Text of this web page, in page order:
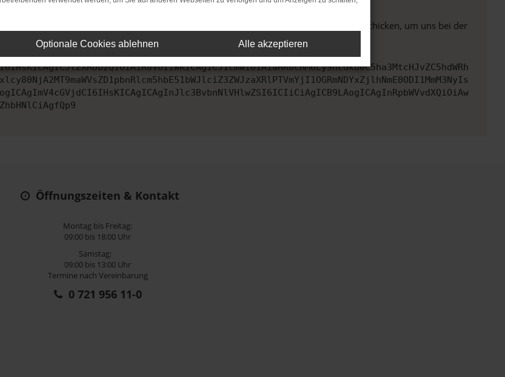
bitte. Wir werden versuchen, das Problem zu beheben. Du kannst uns diesen Text schicken, um uns bei der
Öffnungszeiten & Kontakt
Montag bis Freitag:
09:00 bis 18:00 Uhr
Samstag:
09:00 bis 13:00 Uhr
Termine nach Vereinbarung
0 721 956 11-0
Optionale Cookies ablehnen Alle akzeptieren